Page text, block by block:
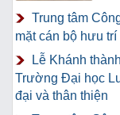
Trung tâm
mặt cán bộ hưu trí
Lễ Khánh
Trường Đại học
đại và thân thiện